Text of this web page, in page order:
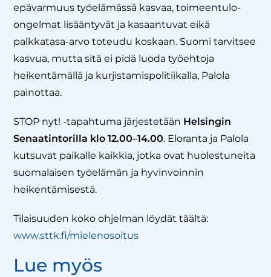
epävarmuus työelämässä kasvaa, toimeentulo-
ongelmat lisääntyvät ja kasaantuvat eikä
palkkatasa-arvo toteudu koskaan. Suomi tarvitsee
kasvua, mutta sitä ei pidä luoda työehtoja
heikentämällä ja kurjistamispolitiikalla, Palola
painottaa.
STOP nyt! -tapahtuma järjestetään Helsingin
Senaatintorilla klo 12.00–14.00. Eloranta ja Palola
kutsuvat paikalle kaikkia, jotka ovat huolestuneita
suomalaisen työelämän ja hyvinvoinnin
heikentämisestä.
Tilaisuuden koko ohjelman löydät täältä:
www.sttk.fi/mielenosoitus
Lue myös